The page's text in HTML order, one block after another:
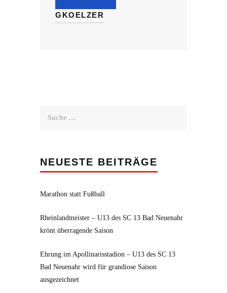
GKOELZER
NEUESTE BEITRÄGE
Marathon statt Fußball
Rheinlandmeister – U13 des SC 13 Bad Neuenahr
krönt überragende Saison
Ehrung im Apollinarisstadion – U13 des SC 13
Bad Neuenahr wird für grandiose Saison
ausgezeichnet